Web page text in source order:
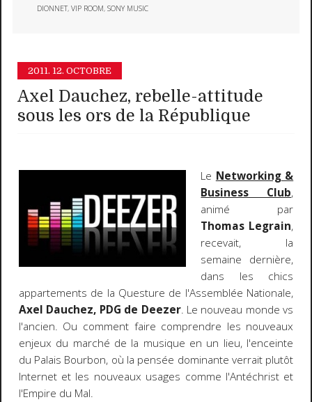
DIONNET,VIP ROOM,SONY MUSIC
2011. 12. OCTOBRE
Axel Dauchez, rebelle-attitude
sous les ors de la République
Le Networking &
Business Club,
animé par
Thomas Legrain,
recevait, la
semaine dernière,
dans les chics
appartements de la Questure de l'Assemblée Nationale,
Axel Dauchez, PDG de Deezer. Le nouveau monde vs
l'ancien. Ou comment faire comprendre les nouveaux
enjeux du marché de la musique en un lieu, l'enceinte
du Palais Bourbon, où la pensée dominante verrait plutôt
Internet et les nouveaux usages comme l'Antéchrist et
l'Empire du Mal.